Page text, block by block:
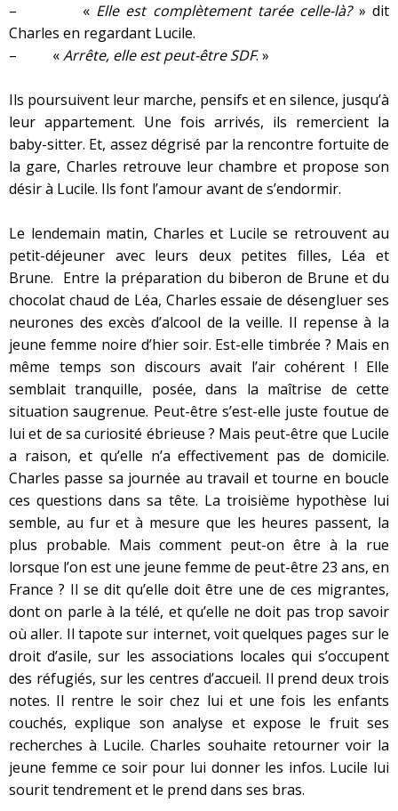
– « Elle est complètement tarée celle-là?» dit
Charles en regardant Lucile.
– «Arrête, elle est peut-être SDF. »
Ils poursuivent leur marche, pensifs et en silence, jusqu’à
leur appartement. Une fois arrivés, ils remercient la
baby-sitter. Et, assez dégrisé par la rencontre fortuite de
la gare, Charles retrouve leur chambre et propose son
désir à Lucile. Ils font l’amour avant de s’endormir.
Le lendemain matin, Charles et Lucile se retrouvent au
petit-déjeuner avec leurs deux petites filles, Léa et
Brune. Entre la préparation du biberon de Brune et du
chocolat chaud de Léa, Charles essaie de désengluer ses
neurones des excès d’alcool de la veille. Il repense à la
jeune femme noire d’hier soir. Est-elle timbrée ? Mais en
même temps son discours avait l’air cohérent ! Elle
semblait tranquille, posée, dans la maîtrise de cette
situation saugrenue. Peut-être s’est-elle juste foutue de
lui et de sa curiosité ébrieuse ? Mais peut-être que Lucile
a raison, et qu’elle n’a effectivement pas de domicile.
Charles passe sa journée au travail et tourne en boucle
ces questions dans sa tête. La troisième hypothèse lui
semble, au fur et à mesure que les heures passent, la
plus probable. Mais comment peut-on être à la rue
lorsque l’on est une jeune femme de peut-être 23 ans, en
France ? Il se dit qu’elle doit être une de ces migrantes,
dont on parle à la télé, et qu’elle ne doit pas trop savoir
où aller. Il tapote sur internet, voit quelques pages sur le
droit d’asile, sur les associations locales qui s’occupent
des réfugiés, sur les centres d’accueil. Il prend deux trois
notes. Il rentre le soir chez lui et une fois les enfants
couchés, explique son analyse et expose le fruit ses
recherches à Lucile. Charles souhaite retourner voir la
jeune femme ce soir pour lui donner les infos. Lucile lui
sourit tendrement et le prend dans ses bras.